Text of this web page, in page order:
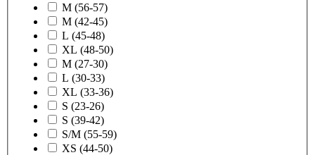
M (56-57)
M (42-45)
L (45-48)
XL (48-50)
M (27-30)
L (30-33)
XL (33-36)
S (23-26)
S (39-42)
S/M (55-59)
XS (44-50)